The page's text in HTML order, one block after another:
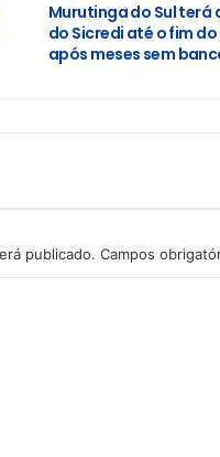
Murutinga do Sul terá
do Sicredi até o fim
após meses sem
publicado. Campos